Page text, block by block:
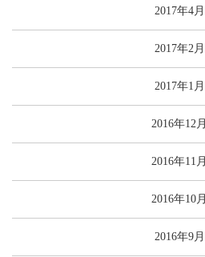
2017年4月
2017年2月
2017年1月
2016年12月
2016年11月
2016年10月
2016年9月